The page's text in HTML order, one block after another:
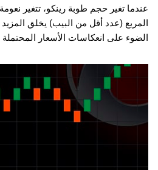
عندما تغير حجم طوبة رينكو، تتغير
المربع (عدد أقل من البيب) يخلق
الضوء على انعكاسات الأسعار